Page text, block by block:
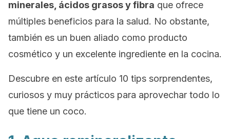
minerales, ácidos grasos y fibra que ofrece
múltiples beneficios para la salud. No obstante,
también es un buen aliado como producto
cosmético y un excelente ingrediente en la cocina.
Descubre en este artículo 10 tips sorprendentes,
curiosos y muy prácticos para aprovechar todo lo
que tiene un coco.